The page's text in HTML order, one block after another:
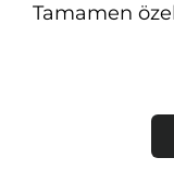
Tamamen